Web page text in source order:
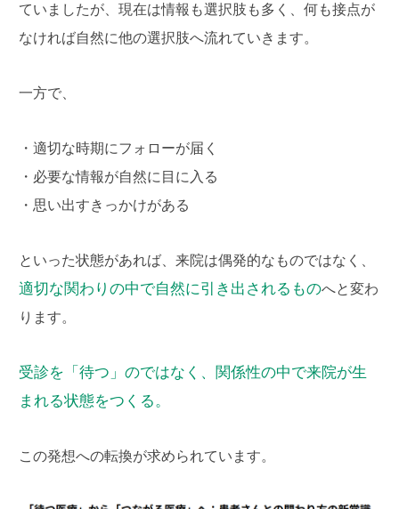
ていましたが、現在は情報も選択肢も多く、何も接点が
なければ自然に他の選択肢へ流れていきます。
一方で、
・適切な時期にフォローが届く
・必要な情報が自然に目に入る
・思い出すきっかけがある
といった状態があれば、来院は偶発的なものではなく、
適切な関わりの中で自然に引き出されるものへと変わ
ります。
受診を「待つ」のではなく、関係性の中で来院が生
まれる状態をつくる。
この発想への転換が求められています。